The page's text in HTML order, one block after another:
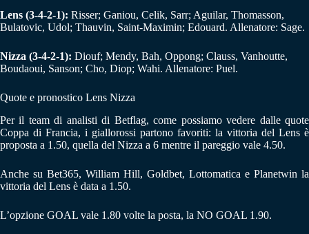
Lens (3-4-2-1): Risser; Ganiou, Celik, Sarr; Aguilar, Thomasson,
Bulatovic, Udol; Thauvin, Saint-Maximin; Edouard. Allenatore: Sage.
Nizza (3-4-2-1): Diouf; Mendy, Bah, Oppong; Clauss, Vanhoutte,
Boudaoui, Sanson; Cho, Diop; Wahi. Allenatore: Puel.
Quote e pronostico Lens Nizza
Per il team di analisti di Betflag, come possiamo vedere dalle quote
Coppa di Francia, i giallorossi partono favoriti: la vittoria del Lens è
proposta a 1.50, quella del Nizza a 6 mentre il pareggio vale 4.50.
Anche su Bet365, William Hill, Goldbet, Lottomatica e Planetwin la
vittoria del Lens è data a 1.50.
L’opzione GOAL vale 1.80 volte la posta, la NO GOAL 1.90.